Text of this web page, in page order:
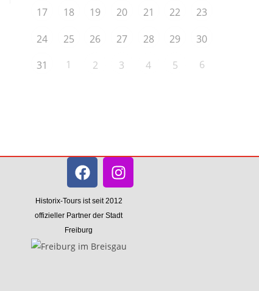
17
18 19 20 21 22
23
24
25 26 27 28 29
30
31
1 2 3 4 5 6
Historix-Tours ist seit 2012
offizieller Partner der Stadt
Freiburg